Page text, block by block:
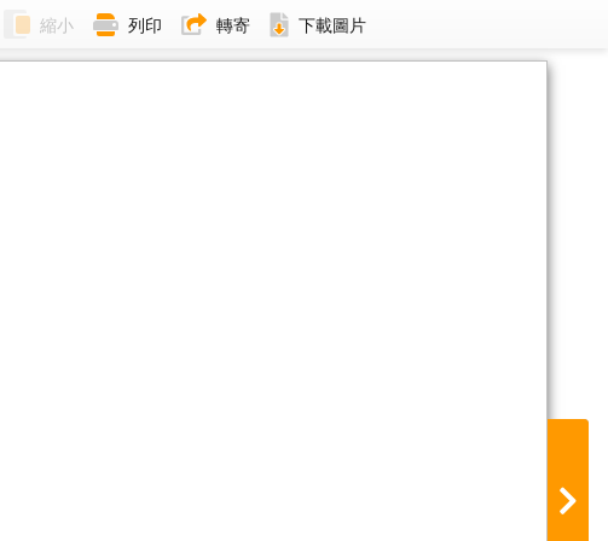
縮小 列印 轉寄 下載圖片